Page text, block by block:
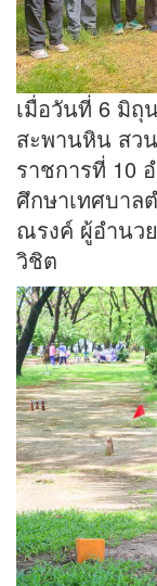
เมื่อวันที่ 6 มิถุ
สะพานหิน สว
ราชการที่ 10
ศึกษาเทศบาล
ณรงค์ ผู้อำนว
วิชิต